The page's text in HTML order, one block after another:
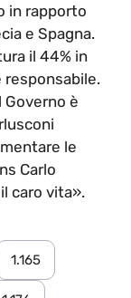
in rapporto
e Spagna.
il 44% in
responsabile.
Governo è
le
Carlo
caro vita».
1.165